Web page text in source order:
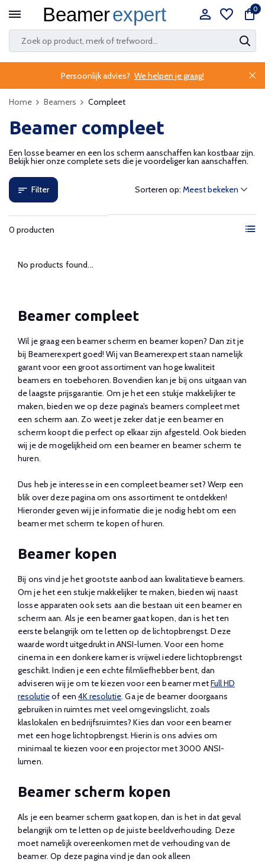
0
Persoonlijk advies? We helpen je graag!
Home Beamers Compleet
Beamer compleet
Een losse beamer en een los scherm aanschaffen kan kostbaar zijn.
Bekijk hier onze complete sets die je voordeliger kan aanschaffen.
Filter
0 producten
Sorteren op:
No products found...
Beamer compleet
Wil je graag een beamer scherm en beamer kopen? Dan zit je
bij Beamerexpert goed! Wij van Beamerexpert staan namelijk
garant voor een groot assortiment van hoge kwaliteit
beamers en toebehoren. Bovendien kan je bij ons uitgaan van
de laagste prijsgarantie. Om je het een stukje makkelijker te
maken, bieden we op deze pagina’s beamers compleet met
een scherm aan. Zo weet je zeker dat je een beamer en
scherm koopt die perfect op elkaar zijn afgesteld. Ook bieden
wij je de mogelijkheid om een beamer en beamer scherm te
huren.
Dus heb je interesse in een compleet beamer set? Werp een
blik over deze pagina om ons assortiment te ontdekken!
Hieronder geven wij je informatie die je nodig hebt om een
beamer met scherm te kopen of huren.
Beamer kopen
Bij ons vind je het grootste aanbod aan kwalitatieve beamers.
Om je het een stukje makkelijker te maken, bieden wij naast
losse apparaten ook sets aan die bestaan uit een beamer en
scherm aan. Als je een beamer gaat kopen, dan is het ten
eerste belangrijk om te letten op de lichtopbrengst. Deze
waarde wordt uitgedrukt in ANSI-lumen. Voor een home
cinema in een donkere kamer is vrijwel iedere lichtopbrengst
geschikt. Indien je een echte filmliefhebber bent, dan
adviseren wij je om te kiezen voor een beamer metFull HD
resolutieof een4K resolutie. Ga je de beamer doorgaans
gebruiken in ruimtes met veel omgevingslicht, zoals
klaslokalen en bedrijfsruimtes? Kies dan voor een beamer
met een hoge lichtopbrengst. Hierin is ons advies om
minimaal te kiezen voor een projector met 3000 ANSI-
lumen.
Beamer scherm kopen
Als je een beamer scherm gaat kopen, dan is het in dat geval
belangrijk om te letten op de juiste beeldverhouding. Deze
moet namelijk overeenkomen met de verhouding van de
beamer. Op deze pagina vind je dan ook alleen